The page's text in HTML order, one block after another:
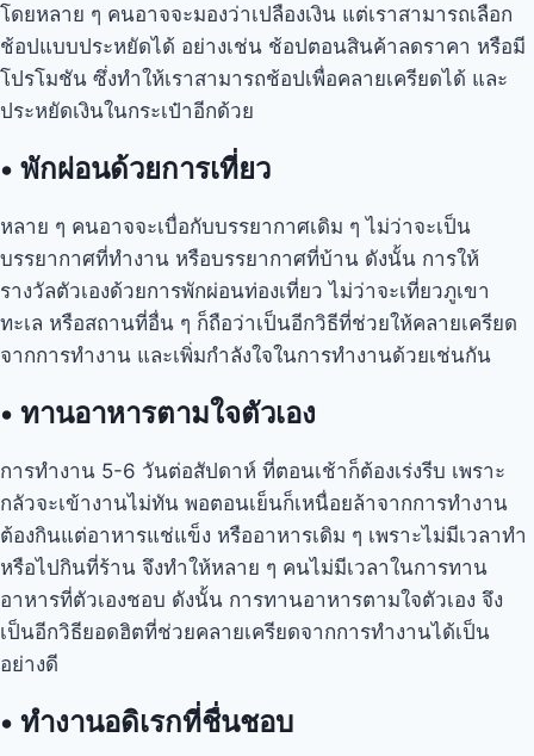
โดยหลาย ๆ คนอาจจะมองว่าเปลืองเงิน แต่เราสามารถเลือก
ช้อปแบบประหยัดได้ อย่างเช่น ช้อปตอนสินค้าลดราคา หรือมี
โปรโมชัน ซึ่งทำให้เราสามารถช้อปเพื่อคลายเครียดได้ และ
ประหยัดเงินในกระเป๋าอีกด้วย
• พักผ่อนด้วยการเที่ยว
หลาย ๆ คนอาจจะเบื่อกับบรรยากาศเดิม ๆ ไม่ว่าจะเป็น
บรรยากาศที่ทำงาน หรือบรรยากาศที่บ้าน ดังนั้น การให้
รางวัลตัวเองด้วยการพักผ่อนท่องเที่ยว ไม่ว่าจะเที่ยวภูเขา
ทะเล หรือสถานที่อื่น ๆ ก็ถือว่าเป็นอีกวิธีที่ช่วยให้คลายเครียด
จากการทำงาน และเพิ่มกำลังใจในการทำงานด้วยเช่นกัน
• ทานอาหารตามใจตัวเอง
การทำงาน 5-6 วันต่อสัปดาห์ ที่ตอนเช้าก็ต้องเร่งรีบ เพราะ
กลัวจะเข้างานไม่ทัน พอตอนเย็นก็เหนื่อยล้าจากการทำงาน
ต้องกินแต่อาหารแช่แข็ง หรืออาหารเดิม ๆ เพราะไม่มีเวลาทำ
หรือไปกินที่ร้าน จึงทำให้หลาย ๆ คนไม่มีเวลาในการทาน
อาหารที่ตัวเองชอบ ดังนั้น การทานอาหารตามใจตัวเอง จึง
เป็นอีกวิธียอดฮิตที่ช่วยคลายเครียดจากการทำงานได้เป็น
อย่างดี
• ทำงานอดิเรกที่ชื่นชอบ